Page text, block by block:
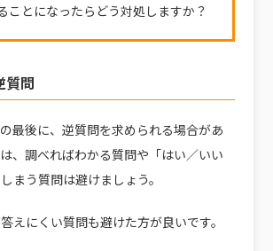
ことになったらどう対処しますか？
質問
最後に、逆質問を求められる場合があ
、調べればわかる質問や「はい／いい
まう質問は避けましょう。
えにくい質問も避けた方が良いです。